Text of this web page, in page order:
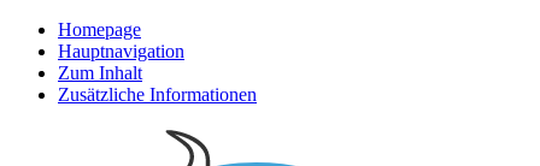
Homepage
Hauptnavigation
Zum Inhalt
Zusätzliche Informationen